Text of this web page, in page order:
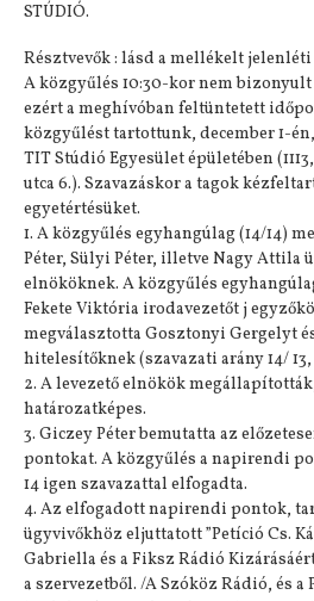
STÚDIÓ.
Résztvevők : lásd a mellékelt
A közgyűlés 10:30-kor nem
ezért a meghívóban feltüntetett
közgyűlést tartottunk, december 1-én,
TIT Stúdió Egyesület épületében
utca 6.). Szavazáskor a tagok
egyetértésüket.
1. A közgyűlés egyhangúlag (14/14)
Péter, Sülyi Péter, illetve Nagy Attila
elnököknek. A közgyűlés
Fekete Viktória irodavezetőt j
megválasztotta Gosztonyi Gergelyt
hitelesítőknek (szavazati arány 14/
2. A levezető elnökök
határozatképes.
3. Giczey Péter bemutatta az
pontokat. A közgyűlés a napirendi
14 igen szavazattal elfogadta.
4. Az elfogadott napirendi pontok,
ügyvivőkhöz eljuttatott ”Petíció Cs.
Gabriella és a Fiksz Rádió
a szervezetből. /A Szóköz Rádió, és